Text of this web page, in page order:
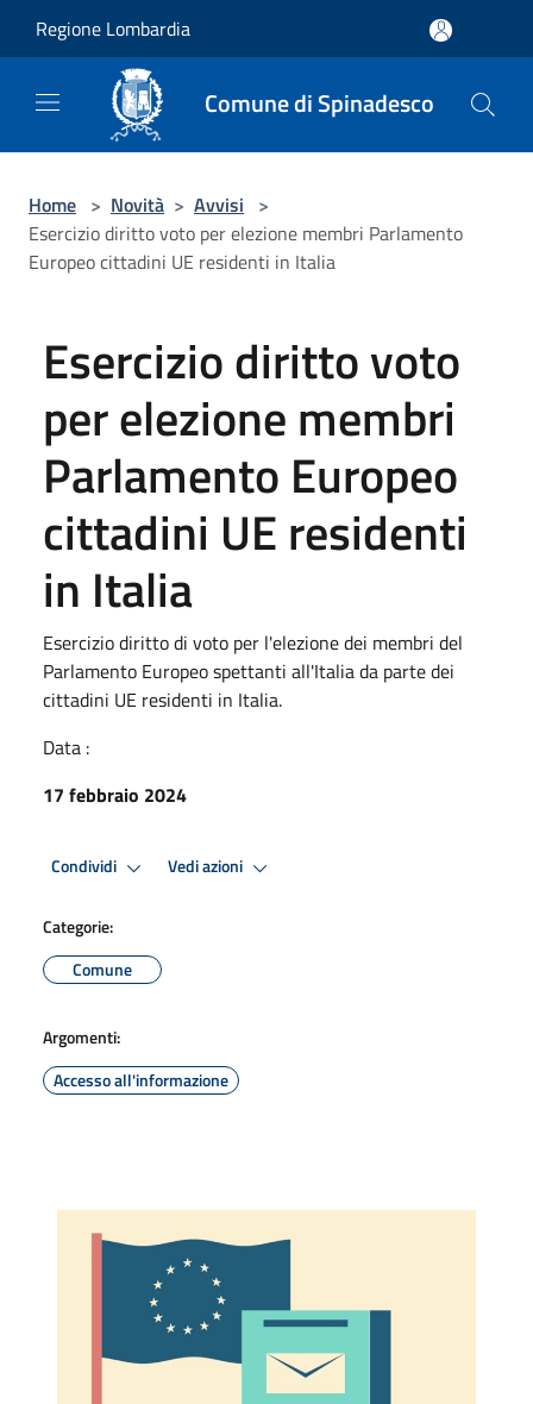
Regione Lombardia
Comune di Spinadesco
Home > Novità > Avvisi >
Esercizio diritto voto per elezione membri Parlamento
Europeo cittadini UE residenti in Italia
Esercizio diritto voto
per elezione membri
Parlamento Europeo
cittadini UE residenti
in Italia
Esercizio diritto di voto per l'elezione dei membri del
Parlamento Europeo spettanti all'Italia da parte dei
cittadini UE residenti in Italia.
Data :
17 febbraio 2024
Condividi Vedi azioni
Categorie:
Comune
Argomenti:
Accesso all'informazione